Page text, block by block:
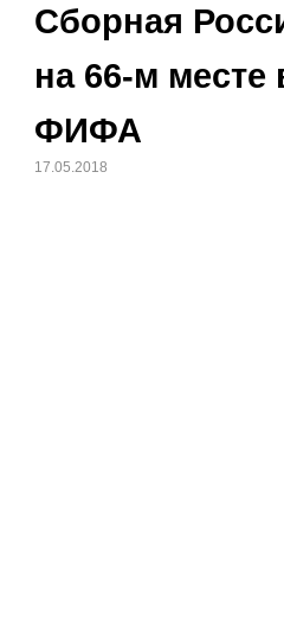
Сборная
на 66-м месте
ФИФА
17.05.2018